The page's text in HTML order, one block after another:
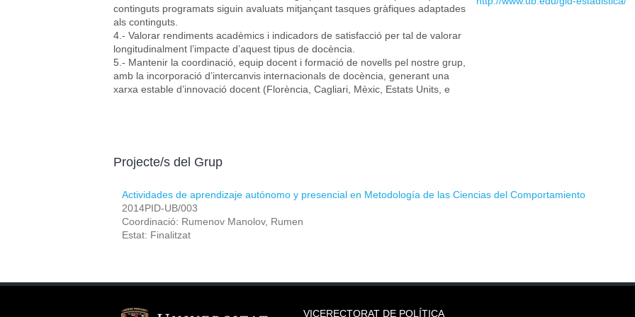
continguts programats siguin avaluats mitjançant tasques gràfiques adaptades
als continguts.
4.- Valorar rendiments acadèmics i indicadors de satisfacció per tal de valorar
longitudinalment l’impacte d’aquest tipus de docència.
5.- Mantenir la coordinació, equip docent i formació de novells pel nostre grup,
amb la incorporació d’intercanvis internacionals de docència, generant una
xarxa estable d’innovació docent (Florència, Cagliari, Mèxic, Estats Units, e
Projecte/s del Grup
Actividades de aprendizaje autónomo y presencial en Metodología de las Ciencias del Comportamiento
2014PID-UB/003
Coordinació: Rumenov Manolov, Rumen
Estat: Finalitzat
VICERECTORAT DE POLÍTICA